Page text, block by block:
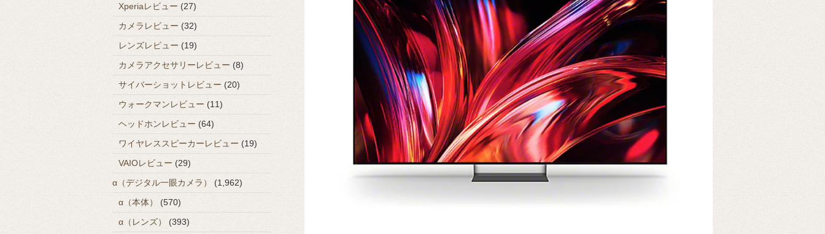
Xperiaレビュー(27)
カメラレビュー (32)
レンズレビュー (19)
カメラアクセサリーレビュー (8)
サイバーショットレビュー (20)
ウォークマンレビュー (11)
ヘッドホンレビュー (64)
ワイヤレススピーカーレビュー (19)
VAIOレビュー (29)
α（デジタル一眼カメラ）
(1,962)
α（本体）
(570)
α（レンズ）
(393)